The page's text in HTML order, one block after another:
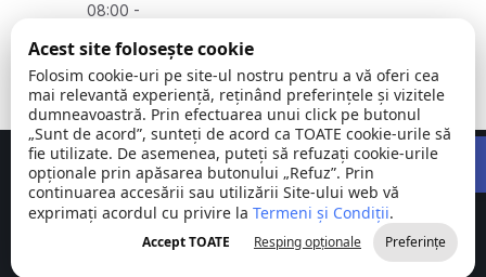
08:00 -
vineri
08:00 -
14:00
Comuna
Stejaru |
județul Tulcea
©
2026
Toate
drepturile
rezervate
Concept realizat deBig Media Relații Publice SRL
Acest site folosește cookie
Folosim cookie-uri pe site-ul nostru pentru a vă oferi cea
mai relevantă experiență, reținând preferințele și vizitele
dumneavoastră. Prin efectuarea unui click pe butonul
„Sunt de acord”, sunteți de acord ca TOATE cookie-urile să
fie utilizate. De asemenea, puteți să refuzați cookie-urile
opționale prin apăsarea butonului „Refuz”. Prin
continuarea accesării sau utilizării Site-ului web vă
exprimați acordul cu privire la Termeni și Condiții.
Accept TOATE Resping opționale Preferințe